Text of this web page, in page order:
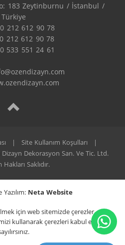
183 Zeytinburnu / İstanbul /
Türkiye
212 612 90 78
212 612 90 78
533 551 24 61
| Site Kullanım Koşulları
|
Dekorasyon San. Ve Tic. Ltd.
Hakları Saklıdır.
Neta Website
için web sitemizde çerezler
kullanarak çerezleri kabul etmiş